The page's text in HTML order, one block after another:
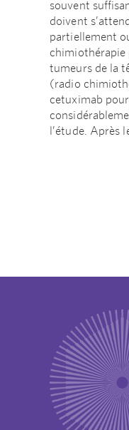
souvent
doivent
partiellement
chimiothérapie
tumeurs de la
(radio
cetuximab
l’étude. Après